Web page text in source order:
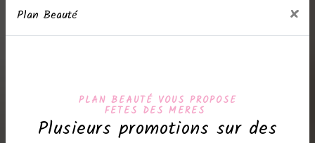
Plan Beauté ×
PLAN BEAUTÉ VOUS PROPOSE
FETES DES MERES
Plusieurs promotions sur des